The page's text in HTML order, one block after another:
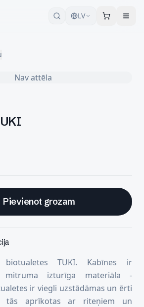
LV
Nav attēla
Pievienot grozam
biotualetes TUKI. Kabīnes ir
mitruma izturīga materiāla -
ir viegli uzstādāmas un ērti
tās aprīkotas ar riteņiem un